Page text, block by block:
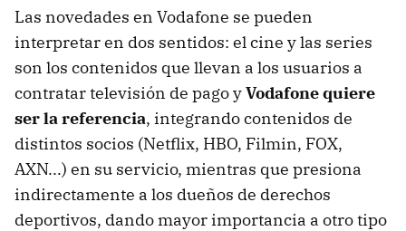
Las novedades en Vodafone se pueden
interpretar en dos sentidos: el cine y las series
son los contenidos que llevan a los usuarios a
contratar televisión de pago yVodafone quiere
ser la referencia, integrando contenidos de
distintos socios (Netflix, HBO, Filmin, FOX,
AXN...) en su servicio, mientras que presiona
indirectamente a los dueños de derechos
deportivos, dando mayor importancia a otro tipo